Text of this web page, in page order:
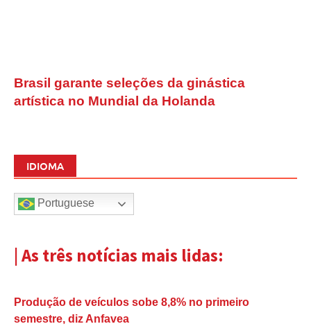
Brasil garante seleções da ginástica
artística no Mundial da Holanda
IDIOMA
Portuguese
| As três notícias mais lidas:
Produção de veículos sobe 8,8% no primeiro
semestre, diz Anfavea